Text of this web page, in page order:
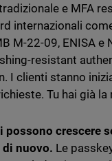
e MFA
internazionali
M-22-09, ENISA e
resistant
I clienti stanno
Tu hai già la
crescere
nuovo. Le